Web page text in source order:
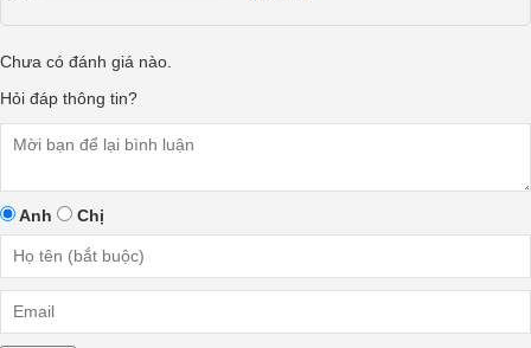
Chưa có đánh giá nào.
Hỏi đáp thông tin?
Anh Chị